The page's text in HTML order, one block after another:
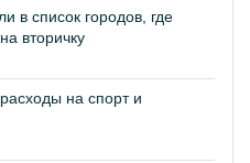
в список городов, где
вторичку
на спорт и